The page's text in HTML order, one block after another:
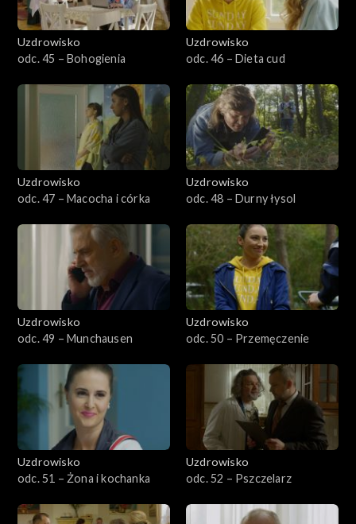
Uzdrowisko
odc. 45 – Bohogienia
Uzdrowisko
odc. 46 – Dieta cud
Uzdrowisko
odc. 47 – Macocha i córka
Uzdrowisko
odc. 48 – Durny łysol
Uzdrowisko
odc. 49 – Munchausen
Uzdrowisko
odc. 50 – Przemęczenie
Uzdrowisko
odc. 51 – Żona i kochanka
Uzdrowisko
odc. 52 – Pszczelarz